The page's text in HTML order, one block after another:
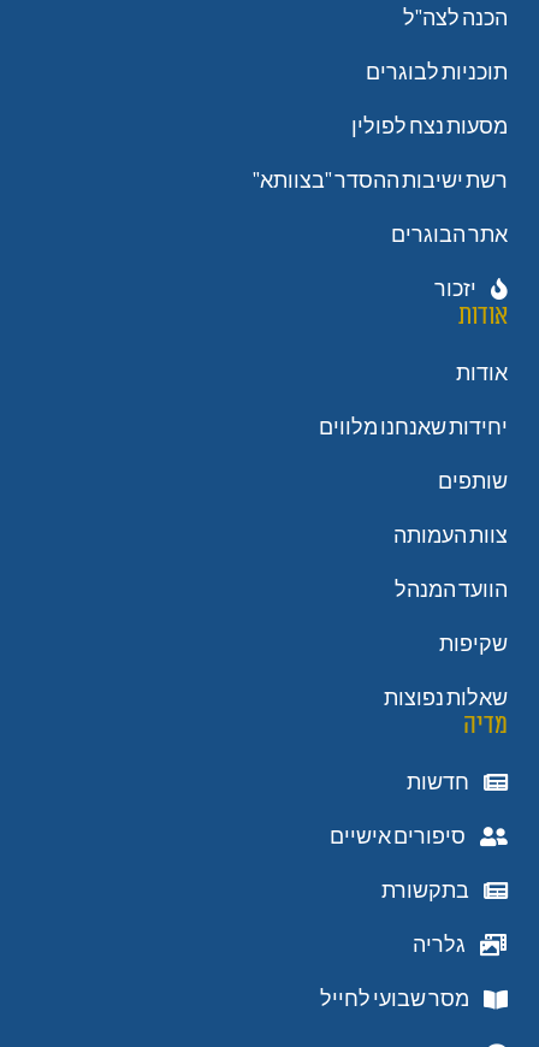
הכנה לצה"ל
תוכניות לבוגרים
מסעות נצח לפולין
רשת ישיבות ההסדר "בצוותא"
אתר הבוגרים
יזכור
אודות
אודות
יחידות שאנחנו מלווים
שותפים
צוות העמותה
הוועד המנהל
שקיפות
שאלות נפוצות
מדיה
חדשות
סיפורים אישיים
בתקשורת
גלריה
מסר שבועי לחייל